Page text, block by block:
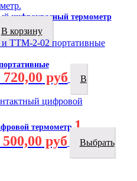
инфракрасный термометр
В корзину
720,00 руб
В
термометр 1
500,00 руб
Выбрать